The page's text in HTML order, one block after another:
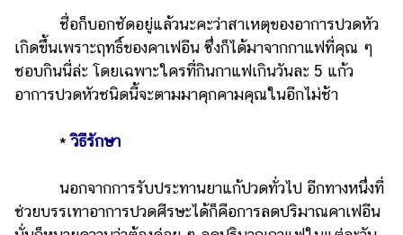
ชื่อก็บอกชัดอยู่แล้วนะคะว่าสาเหตุของอาการปวดหัว
เกิดขึ้นเพราะฤทธิ์ของคาเฟอีน ซึ่งก็ได้มาจากกาแฟที่คุณ ๆ
ชอบกินนี่ล่ะ โดยเฉพาะใครที่กินกาแฟเกินวันละ 5 แก้ว
อาการปวดหัวชนิดนี้จะตามมาคุกคามคุณในอีกไม่ช้า
*วิธีรักษา
นอกจากการรับประทานยาแก้ปวดทั่วไป อีกทางหนึ่งที่
ช่วยบรรเทาอาการปวดศีรษะได้ก็คือการลดปริมาณคาเฟอีน